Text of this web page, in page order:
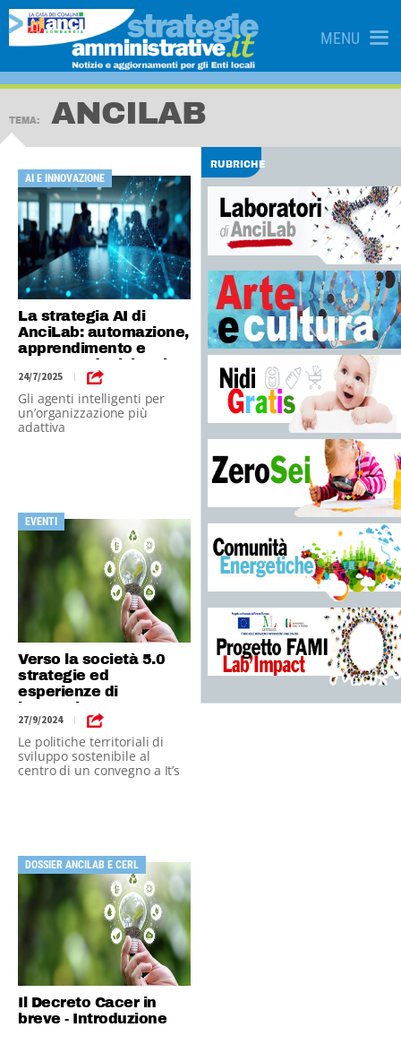
MENU
TEMA: ANCILAB
AI E INNOVAZIONE
La strategia AI di
AnciLab: automazione,
apprendimento e
supporto decisionale
24/7/2025 |
Gli agenti intelligenti per
un’organizzazione più
adattiva
EVENTI
Verso la società 5.0
strategie ed
esperienze di
innovazione
27/9/2024 |
Le politiche territoriali di
sviluppo sostenibile al
centro di un convegno a It’s
DOSSIER ANCILAB E CERL
Il Decreto Cacer in
breve - Introduzione
RUBRICHE